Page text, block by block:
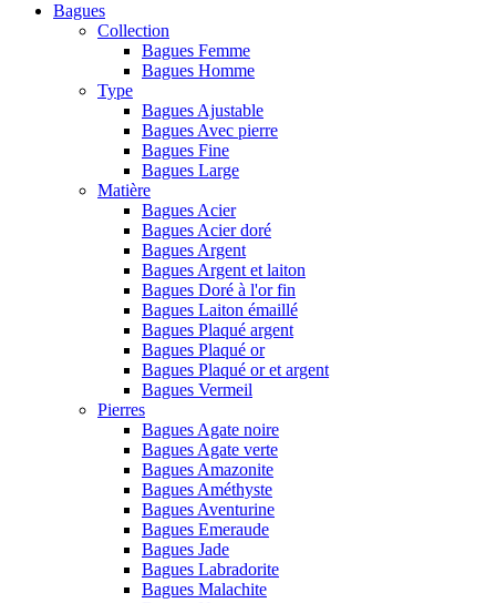
Bagues
Collection
Bagues Femme
Bagues Homme
Type
Bagues Ajustable
Bagues Avec pierre
Bagues Fine
Bagues Large
Matière
Bagues Acier
Bagues Acier doré
Bagues Argent
Bagues Argent et laiton
Bagues Doré à l'or fin
Bagues Laiton émaillé
Bagues Plaqué argent
Bagues Plaqué or
Bagues Plaqué or et argent
Bagues Vermeil
Pierres
Bagues Agate noire
Bagues Agate verte
Bagues Amazonite
Bagues Améthyste
Bagues Aventurine
Bagues Emeraude
Bagues Jade
Bagues Labradorite
Bagues Malachite